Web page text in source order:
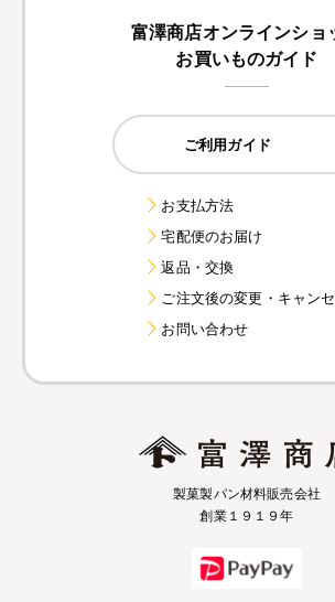
富澤商店オンラインショ
お買いものガイド
ご利用ガイド
お支払方法
宅配便のお届け
返品・交換
ご注文後の変更・キャン
お問い合わせ
製菓製パン材料販売会社
創業１９１９年